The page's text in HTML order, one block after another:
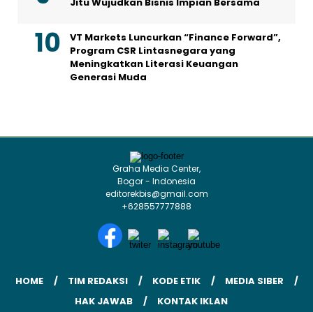
VT Markets Luncurkan “Finance Forward”,
Program CSR Lintasnegara yang
Meningkatkan Literasi Keuangan
Generasi Muda
Graha Media Center,
Bogor - Indonesia
editorekbis@gmail.com
+628557777888
HOME TIM REDAKSI KODE ETIK
MEDIA SIBER
HAK JAWAB
KONTAK IKLAN